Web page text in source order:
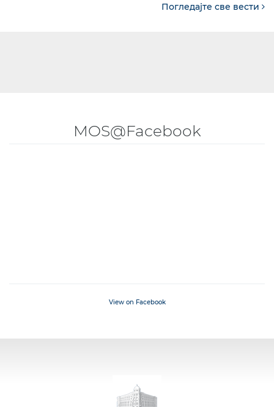
Погледајте све вести
MOS@Facebook
View on Facebook